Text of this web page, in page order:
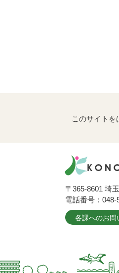
このサイトを
〒365-8601 埼
電話番号：048-
各課へのお問